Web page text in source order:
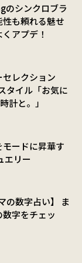
のシンクロブラ
性も頼れる魅せ
アプデ！
セレクション
タイル「お気に
計と。」
モードに昇華す
エリー
の数字占い】 ま
字をチェッ